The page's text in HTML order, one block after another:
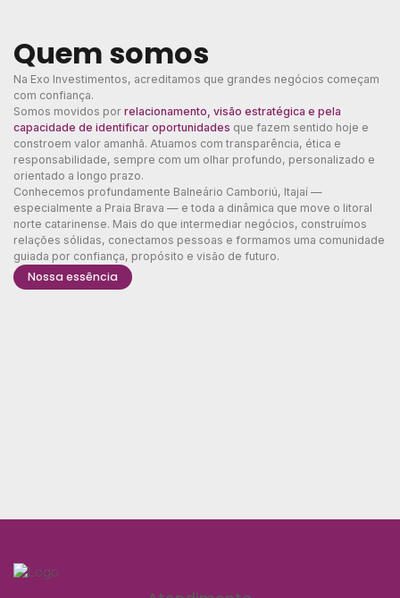
ED. Gisele Elis
CEP: 88338-275 ,Rua Islândia , Nações ,Balneário Camboriú ,Santa
Catarina,Brasil
2Dormitório(s) 2Banheiro(s) Privativo:
101m² 1Sala(s)
1Suíte(s)
2Vaga(s)
Quem somos
Na Exo Investimentos, acreditamos que grandes negócios começam
com confiança.
Somos movidos por relacionamento, visão estratégica e pela
capacidade de identificar oportunidades que fazem sentido hoje e
constroem valor amanhã. Atuamos com transparência, ética e
responsabilidade, sempre com um olhar profundo, personalizado e
orientado a longo prazo.
Conhecemos profundamente Balneário Camboriú, Itajaí —
especialmente a Praia Brava — e toda a dinâmica que move o litoral
norte catarinense. Mais do que intermediar negócios, construímos
relações sólidas, conectamos pessoas e formamos uma comunidade
guiada por confiança, propósito e visão de futuro.
Nossa essência